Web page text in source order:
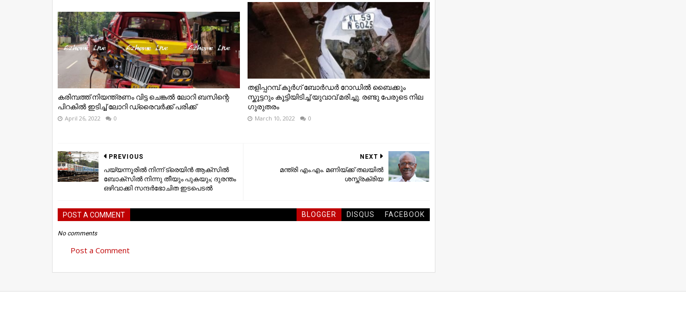
കരിമ്പത്ത് നിയന്ത്രണം വിട്ട ചെങ്കൽ ലോറി ബസിന്റെ
പിറകിൽ ഇടിച്ച് ലോറി ഡ്രൈവർക്ക് പരിക്ക്
April 26, 2022 0
തളിപ്പറമ്പ് കൂർഗ് ബോർഡർ റോഡിൽ ബൈക്കും
സ്കൂട്ടറും കൂട്ടിയിടിച്ച് യുവാവ് മരിച്ചു. രണ്ടു പേരുടെ നില
ഗുരുതരം
March 10, 2022 0
NEXT
മന്ത്രി എം.എം. മണിയ്ക്ക് തലയിൽ
ശസ്ത്രക്രിയ
PREVIOUS
പയ്യന്നൂരിൽ നിന്ന് ട്രെയിൻ ആക്സിൽ
ബോക്സിൽ നിന്നു തീയും പുകയും; ദുരന്തം
ഒഴിവാക്കി സന്ദർഭോചിത ഇടപെടൽ
POST A COMMENT BLOGGER DISQUS FACEBOOK
No comments
Post a Comment